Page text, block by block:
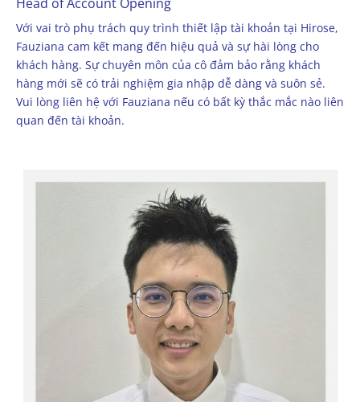
Với vai trò phụ trách quy trình thiết lập tài khoản tại Hirose,
Fauziana cam kết mang đến hiệu quả và sự hài lòng cho
khách hàng. Sự chuyên môn của cô đảm bảo rằng khách
hàng mới sẽ có trải nghiệm gia nhập dễ dàng và suôn sẻ.
Vui lòng liên hệ với Fauziana nếu có bất kỳ thắc mắc nào liên
quan đến tài khoản.